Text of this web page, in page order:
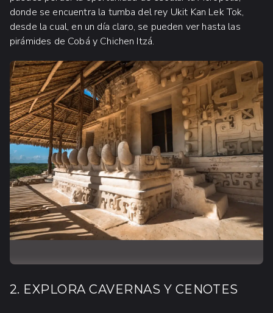
donde se encuentra la tumba del rey Ukit Kan Lek Tok,
desde la cual, en un día claro, se pueden ver hasta las
pirámides de Cobá y Chichen Itzá.
2. EXPLORA CAVERNAS Y CENOTES